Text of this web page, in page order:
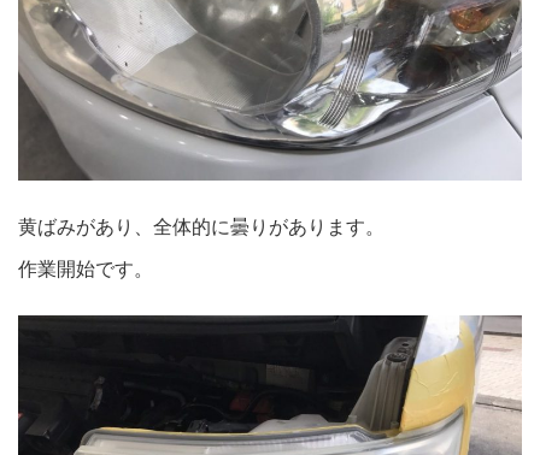
黄ばみがあり、全体的に曇りがあります。
作業開始です。